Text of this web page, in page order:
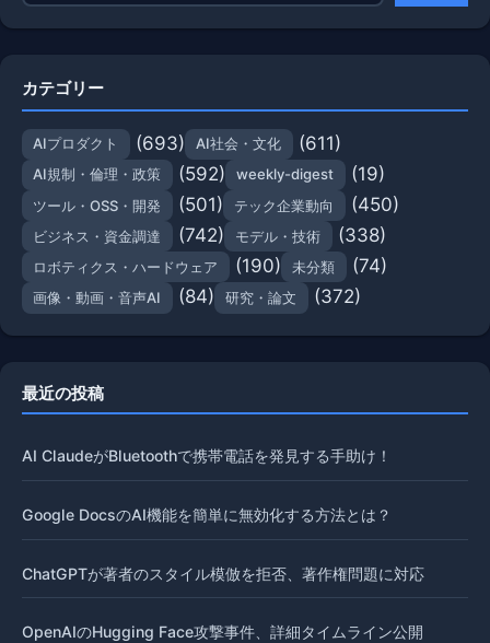
カテゴリー
AIプロダクト (693) AI社会・文化 (611)
AI規制・倫理・政策 (592) weekly-digest (19)
ツール・OSS・開発 (501) テック企業動向 (450)
ビジネス・資金調達 (742) モデル・技術 (338)
ロボティクス・ハードウェア (190) 未分類 (74)
画像・動画・音声AI (84) 研究・論文 (372)
最近の投稿
AI ClaudeがBluetoothで携帯電話を発見する手助け！
Google DocsのAI機能を簡単に無効化する方法とは？
ChatGPTが著者のスタイル模倣を拒否、著作権問題に対応
OpenAIのHugging Face攻撃事件、詳細タイムライン公開